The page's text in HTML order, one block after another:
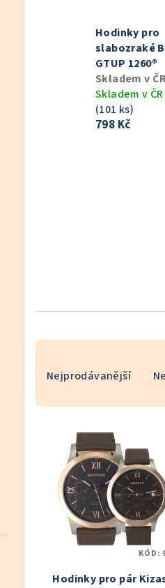
Hodinky pro
slabozraké
GTUP 1260®
Skladem v
Skladem v ČR
(101 ks)
798 Kč
a
z
Nejprodávanější
Hodinky pro pár
KÓD: